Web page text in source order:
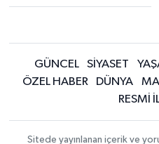
GÜNCEL SİYASET
ÖZEL HABER
DÜNYA
RESMİ
Sitede yayınlanan içerik ve